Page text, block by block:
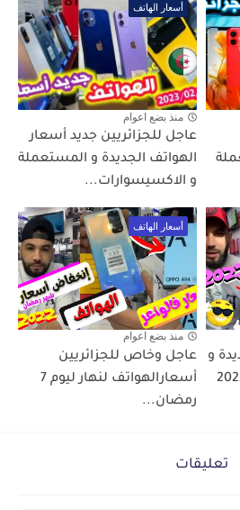
أسعار الهاتف
منذ بضع اعوام
عاجل للجزائريين جديد أسعار
الهواتف الجديدة و المستعملة
و الاكسيسوارات...
و
لشهر ماي 2022
أسعار الهاتف
منذ بضع اعوام
عاجل وخاص للجزائريين
أسعارالهواتف لنهار ليوم 7
رمضان...
تعليقات